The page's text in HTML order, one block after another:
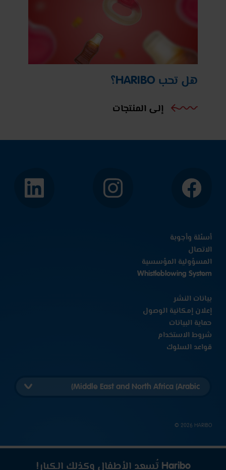
هل تحب HARIBO؟
إلى المنتجات
الفيسبوك إنستجرام
لينكد
إن
أسئلة وأجوبة
الاتصال
المسؤولية المؤسسية
Whistleblowing System
بيانات النشر
إعلان إمكانية الوصول
حماية البيانات
شروط الاستخدام
قواعد السلوك
إصدار
‎© 2026 HARIBO
Haribo تُسعد الأطفال وكذلك الكبار!